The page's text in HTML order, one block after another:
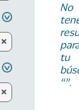
No
tu
“”.